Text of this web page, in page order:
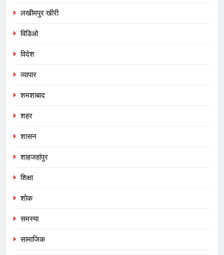
लखीमपुर खीरी
विडिओ
विदेश
व्यापार
शमशाबाद
शहर
शासन
शाहजहांपुर
शिक्षा
शोक
समस्या
सामाजिक